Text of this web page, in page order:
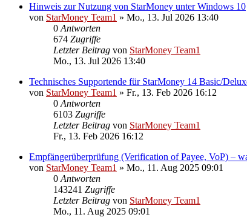
Hinweis zur Nutzung von StarMoney unter Windows 10
von StarMoney Team1 » Mo., 13. Jul 2026 13:40
0 Antworten
674 Zugriffe
Letzter Beitrag von StarMoney Team1
Mo., 13. Jul 2026 13:40
Technisches Supportende für StarMoney 14 Basic/
von StarMoney Team1 » Fr., 13. Feb 2026 16:12
0 Antworten
6103 Zugriffe
Letzter Beitrag von StarMoney Team1
Fr., 13. Feb 2026 16:12
Empfängerüberprüfung (Verification of Payee, VoP) –
von StarMoney Team1 » Mo., 11. Aug 2025 09:01
0 Antworten
143241 Zugriffe
Letzter Beitrag von StarMoney Team1
Mo., 11. Aug 2025 09:01